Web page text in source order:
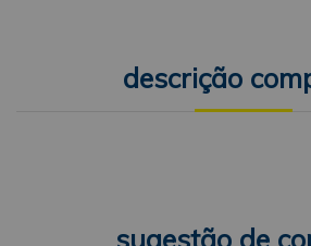
descrição